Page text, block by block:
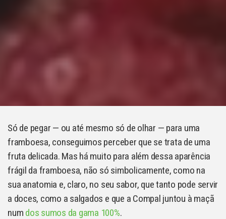
Só de pegar — ou até mesmo só de olhar — para uma
framboesa, conseguimos perceber que se trata de uma
fruta delicada. Mas há muito para além dessa aparência
frágil da framboesa, não só simbolicamente, como na
sua anatomia e, claro, no seu sabor, que tanto pode servir
a doces, como a salgados e que a Compal juntou à maçã
num dos sumos da gama 100%.